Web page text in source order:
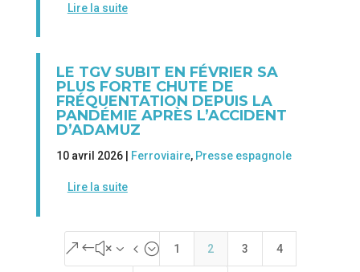
Lire la suite
LE TGV SUBIT EN FÉVRIER SA
PLUS FORTE CHUTE DE
FRÉQUENTATION DEPUIS LA
PANDÉMIE APRÈS L’ACCIDENT
D’ADAMUZ
10 avril 2026 | Ferroviaire, Presse espagnole
Lire la suite
&#x34; 1 2 3 4